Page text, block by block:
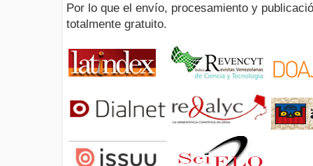
Por lo que el envío, procesamiento y
totalmente gratuito.